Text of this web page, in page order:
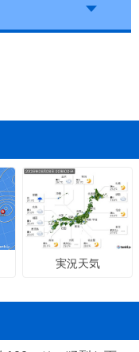
実況天気